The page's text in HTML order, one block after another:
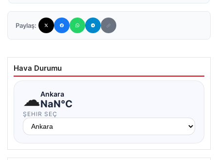
Paylaş:
Hava Durumu
☁Ankara
NaN°C
ŞEHIR SEÇ